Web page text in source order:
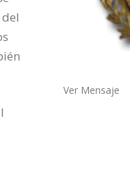
Ver Mensaje